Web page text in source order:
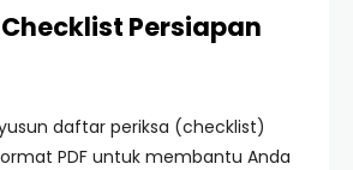
Persiapan
daftar periksa (checklist)
PDF untuk membantu Anda